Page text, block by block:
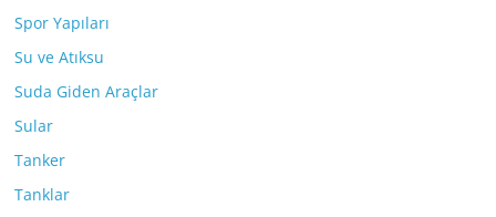
Spor Yapıları
Su ve Atıksu
Suda Giden Araçlar
Sular
Tanker
Tanklar